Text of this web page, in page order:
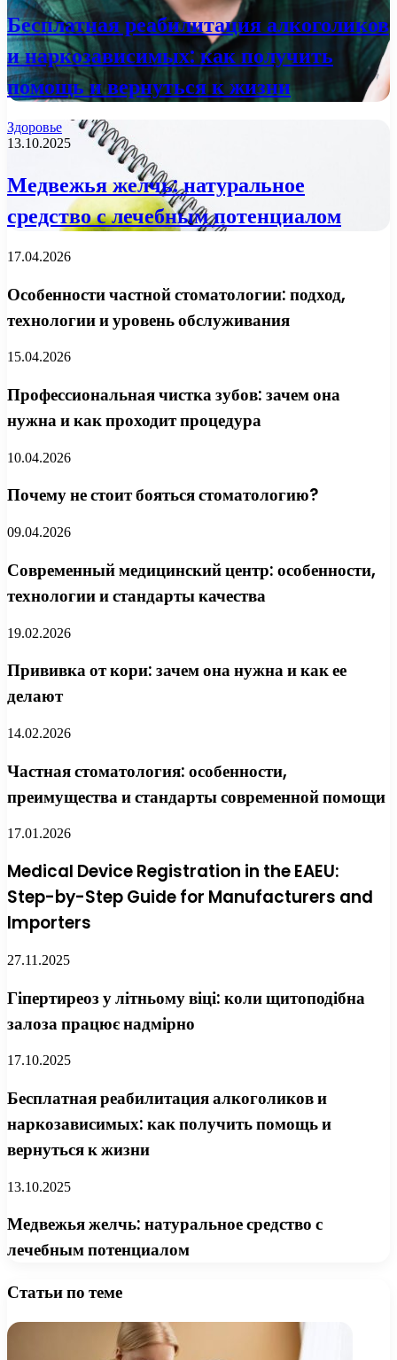
Бесплатная реабилитация алкоголиков
и наркозависимых: как получить
помощь и вернуться к жизни
Здоровье
13.10.2025
Медвежья желчь: натуральное
средство с лечебным потенциалом
17.04.2026
Особенности частной стоматологии: подход,
технологии и уровень обслуживания
15.04.2026
Профессиональная чистка зубов: зачем она
нужна и как проходит процедура
10.04.2026
Почему не стоит бояться стоматологию?
09.04.2026
Современный медицинский центр: особенности,
технологии и стандарты качества
19.02.2026
Прививка от кори: зачем она нужна и как ее
делают
14.02.2026
Частная стоматология: особенности,
преимущества и стандарты современной помощи
17.01.2026
Medical Device Registration in the EAEU:
Step-by-Step Guide for Manufacturers and
Importers
27.11.2025
Гіпертиреоз у літньому віці: коли щитоподібна
залоза працює надмірно
17.10.2025
Бесплатная реабилитация алкоголиков и
наркозависимых: как получить помощь и
вернуться к жизни
13.10.2025
Медвежья желчь: натуральное средство с
лечебным потенциалом
Статьи по теме